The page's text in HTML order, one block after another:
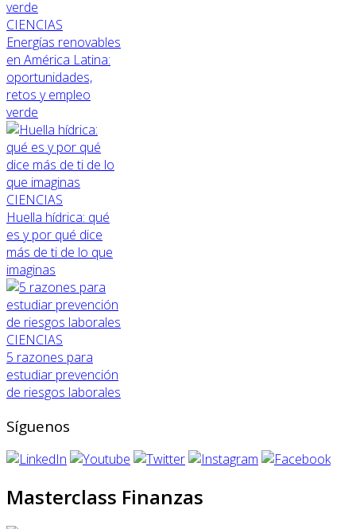
CIENCIAS
Energías renovables
en América Latina:
oportunidades,
retos y empleo
verde
CIENCIAS
Huella hídrica: qué
es y por qué dice
más de ti de lo que
imaginas
CIENCIAS
5 razones para
estudiar prevención
de riesgos laborales
Síguenos
Masterclass Finanzas